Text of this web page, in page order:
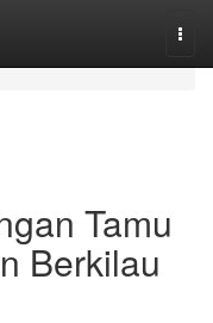
Tamu
Berkilau